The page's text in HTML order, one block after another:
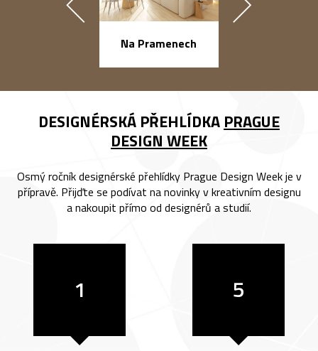
Na Pramenech
DESIGNÉRSKÁ PŘEHLÍDKA PRAGUE
DESIGN WEEK
Osmý ročník designérské přehlídky Prague Design Week je v
přípravě. Přijďte se podívat na novinky v kreativním designu
a nakoupit přímo od designérů a studií.
1 5